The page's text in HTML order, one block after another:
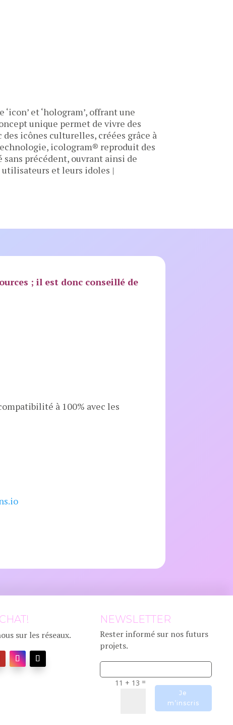
et ‘hologram’, offrant une
unique permet de vivre des
icônes culturelles, créées grâce à
icologram® reproduit des
précédent, ouvrant ainsi de
et leurs idoles |
; il est donc conseillé de
à 100% avec les
sur les réseaux.
NEWSLETTER
Rester informé sur nos futurs
projets.
11 + 13 =
Je
m’inscris
Alternative: